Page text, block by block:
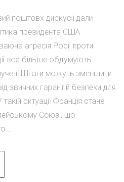
поштовх дискусії дали
президента США
агресія Росії проти
все більше обдумують
Штати можуть зменшити
звичних гарантій безпеки для
ситуації Франція стане
Союзі, що